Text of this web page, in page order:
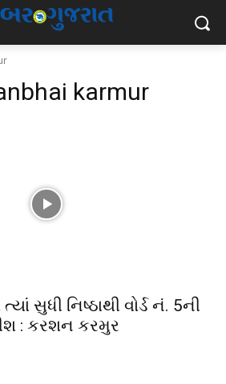
karmur
સુધી નિષ્ઠાથી વોર્ડ નં. 5ની
: કરશન કરમુર